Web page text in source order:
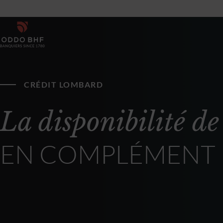
CRÉDIT LOMBARD
La disponibilité
EN